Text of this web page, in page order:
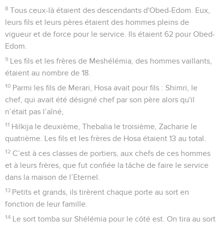
8 Tous ceux-là étaient des descendants d'Obed-Edom. Eux,
leurs fils et leurs pères étaient des hommes pleins de
vigueur et de force pour le service. Ils étaient 62 pour Obed-
Edom.
9 Les fils et les frères de Meshélémia, des hommes vaillants,
étaient au nombre de 18.
10 Parmi les fils de Merari, Hosa avait pour fils : Shimri, le
chef, qui avait été désigné chef par son père alors qu'il
n’était pas l’aîné,
11 Hilkija le deuxième, Thebalia le troisième, Zacharie le
quatrième. Les fils et les frères de Hosa étaient 13 au total.
12 C’est à ces classes de portiers, aux chefs de ces hommes
et à leurs frères, que fut confiée la tâche de faire le service
dans la maison de l’Eternel.
13 Petits et grands, ils tirèrent chaque porte au sort en
fonction de leur famille.
14 Le sort tomba sur Shélémia pour le côté est. On tira au sort